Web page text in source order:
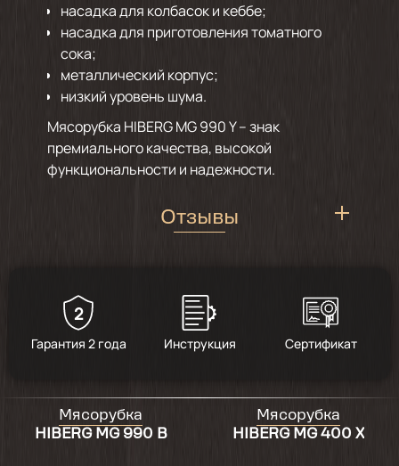
насадка для колбасок и кеббе;
насадка для приготовления томатного
сока;
металлический корпус;
низкий уровень шума.
Мясорубка HIBERG MG 990 Y – знак
премиального качества, высокой
функциональности и надежности.
Отзывы
оправдала все ожидания на 100%
2
Гарантия 2 года Инструкция Сертификат
Мясорубка
HIBERG MG 990 B
Мясорубка
HIBERG MG 400 X